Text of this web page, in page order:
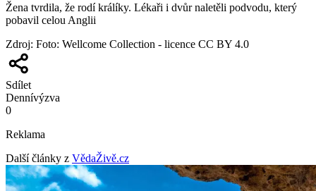
Žena tvrdila, že rodí králíky. Lékaři i dvůr naletěli podvodu, který
pobavil celou Anglii
Zdroj: Foto: Wellcome Collection - licence CC BY 4.0
Sdílet
Dennívýzva
0
Reklama
Další články z VědaŽivě.cz